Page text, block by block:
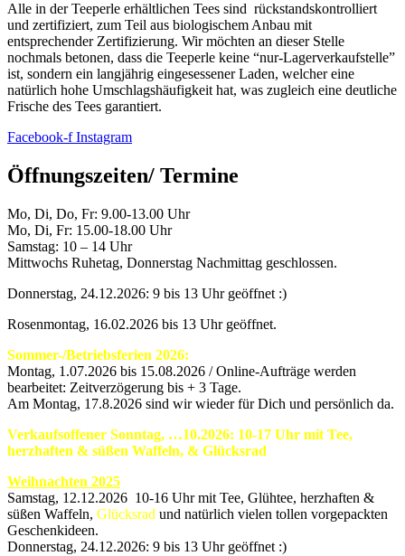
Alle in der Teeperle erhältlichen Tees sind rückstandskontrolliert
und zertifiziert, zum Teil aus biologischem Anbau mit
entsprechender Zertifizierung. Wir möchten an dieser Stelle
nochmals betonen, dass die Teeperle keine “nur-Lagerverkaufstelle”
ist, sondern ein langjährig eingesessener Laden, welcher eine
natürlich hohe Umschlagshäufigkeit hat, was zugleich eine deutliche
Frische des Tees garantiert.
Facebook-f Instagram
Öffnungszeiten/ Termine
Mo, Di, Do, Fr: 9.00-13.00 Uhr
Mo, Di, Fr: 15.00-18.00 Uhr
Samstag: 10 – 14 Uhr
Mittwochs Ruhetag, Donnerstag Nachmittag geschlossen.
Donnerstag, 24.12.2026: 9 bis 13 Uhr geöffnet :)
Rosenmontag, 16.02.2026 bis 13 Uhr geöffnet.
Sommer-/Betriebsferien 2026:
Montag, 1.07.2026 bis 15.08.2026 / Online-Aufträge werden
bearbeitet: Zeitverzögerung bis + 3 Tage.
Am Montag, 17.8.2026 sind wir wieder für Dich und persönlich da.
Verkaufsoffener Sonntag, …10.2026: 10-17 Uhr mit Tee,
herzhaften & süßen Waffeln, & Glücksrad
Weihnachten 2025
Samstag, 12.12.2026 10-16 Uhr mit Tee, Glühtee, herzhaften &
süßen Waffeln, Glücksrad und natürlich vielen tollen vorgepackten
Geschenkideen.
Donnerstag, 24.12.2026: 9 bis 13 Uhr geöffnet :)